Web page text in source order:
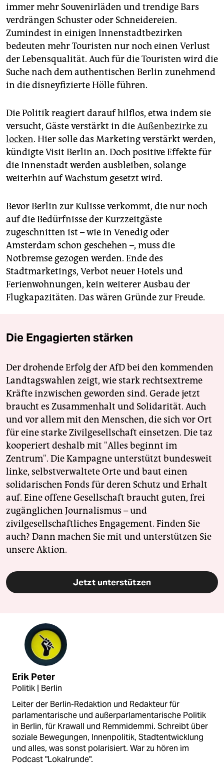
immer mehr Souvenirläden und trendige Bars
verdrängen Schuster oder Schneidereien.
Zumindest in einigen Innenstadtbezirken
bedeuten mehr Touristen nur noch einen Verlust
der Lebensqualität. Auch für die Touristen wird die
Suche nach dem authentischen Berlin zunehmend
in die disneyfizierte Hölle führen.
Die Politik reagiert darauf hilflos, etwa indem sie
versucht, Gäste verstärkt in dieAußenbezirke zu
locken. Hier solle das Marketing verstärkt werden,
kündigte Visit Berlin an. Doch positive Effekte für
die Innenstadt werden ausbleiben, solange
weiterhin auf Wachstum gesetzt wird.
Bevor Berlin zur Kulisse verkommt, die nur noch
auf die Bedürfnisse der Kurzzeitgäste
zugeschnitten ist – wie in Venedig oder
Amsterdam schon geschehen –, muss die
Notbremse gezogen werden. Ende des
Stadtmarketings, Verbot neuer Hotels und
Ferienwohnungen, kein weiterer Ausbau der
Flugkapazitäten. Das wären Gründe zur Freude.
Die Engagierten stärken
Der drohende Erfolg der AfD bei den kommenden
Landtagswahlen zeigt, wie stark rechtsextreme
Kräfte inzwischen geworden sind. Gerade jetzt
braucht es Zusammenhalt und Solidarität. Auch
und vor allem mit den Menschen, die sich vor Ort
für eine starke Zivilgesellschaft einsetzen. Die taz
kooperiert deshalb mit "Alles beginnt im
Zentrum". Die Kampagne unterstützt bundesweit
linke, selbstverwaltete Orte und baut einen
solidarischen Fonds für deren Schutz und Erhalt
auf. Eine offene Gesellschaft braucht guten, frei
zugänglichen Journalismus – und
zivilgesellschaftliches Engagement. Finden Sie
auch? Dann machen Sie mit und unterstützen Sie
unsere Aktion.
Jetzt unterstützen
Erik Peter
Politik | Berlin
Leiter der Berlin-Redaktion und Redakteur für
parlamentarische und außerparlamentarische Politik
in Berlin, für Krawall und Remmidemmi. Schreibt über
soziale Bewegungen, Innenpolitik, Stadtentwicklung
und alles, was sonst polarisiert. War zu hören im
Podcast "Lokalrunde".